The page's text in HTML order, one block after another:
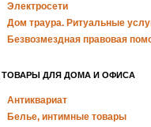
Электросети
Дом траура. Ритуальные
Безвозмездная правовая
ТОВАРЫ ДЛЯ ДОМА И ОФИСА
Антиквариат
Белье, интимные товары